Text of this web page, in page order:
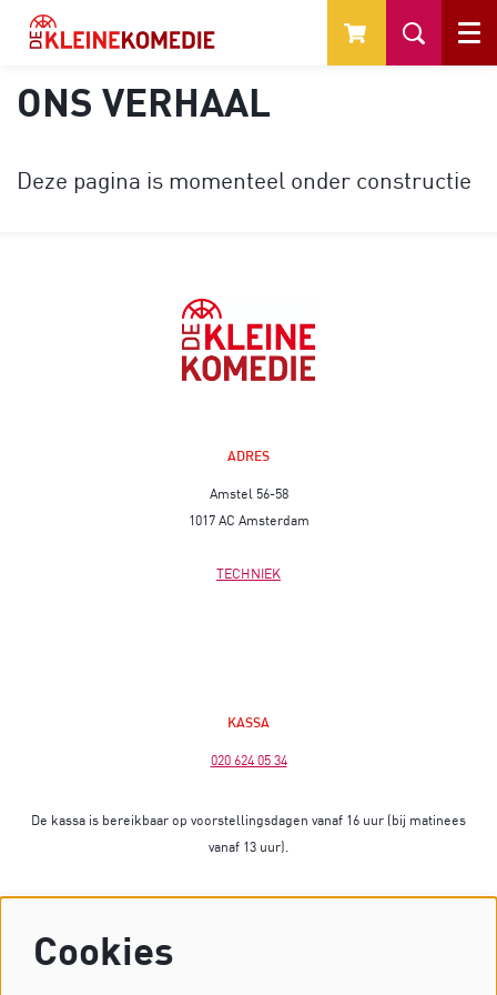
Menu
ONS VERHAAL
Deze pagina is momenteel onder constructie
ADRES
Amstel 56-58
1017 AC Amsterdam
TECHNIEK
KASSA
020 624 05 34
De kassa is bereikbaar op voorstellingsdagen vanaf 16 uur (bij matinees
vanaf 13 uur).
Heb je vragen? Stuur dan een mailtje naar
Cookies